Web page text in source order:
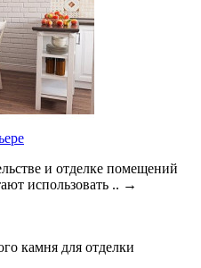
и отделке помещений
использовать .. →